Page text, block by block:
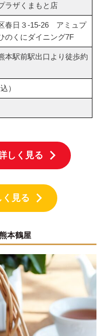
ザくまもと店
春日３-15-26 アミュプ
くにダイニング7F
本駅前駅出口より徒歩約
）
しく見る
見る
本鶴屋